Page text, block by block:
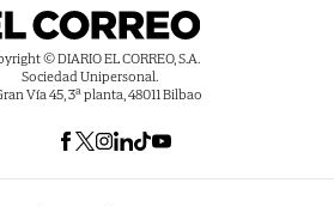
© DIARIO EL CORREO, S.A.
Sociedad Unipersonal.
Vía 45, 3ª planta, 48011 Bilbao